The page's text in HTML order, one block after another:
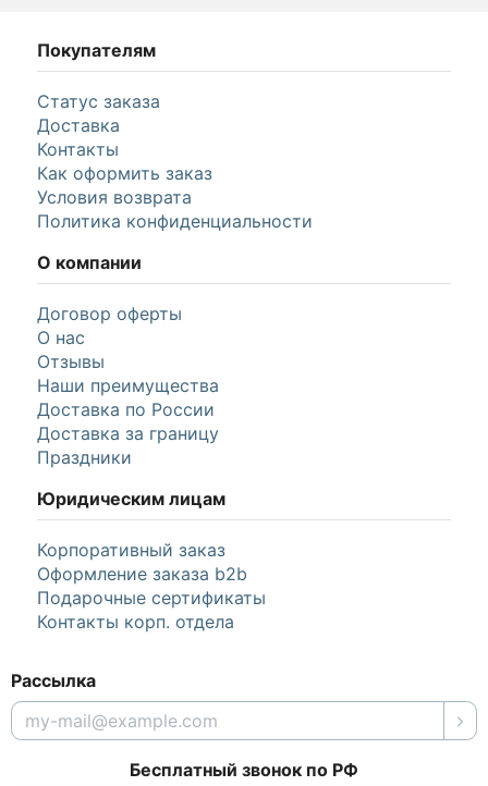
Покупателям
Статус заказа
Доставка
Контакты
Как оформить заказ
Условия возврата
Политика конфиденциальности
О компании
Договор оферты
О нас
Отзывы
Наши преимущества
Доставка по России
Доставка за границу
Праздники
Юридическим лицам
Корпоративный заказ
Оформление заказа b2b
Подарочные сертификаты
Контакты корп. отдела
Рассылка
Бесплатный звонок по РФ